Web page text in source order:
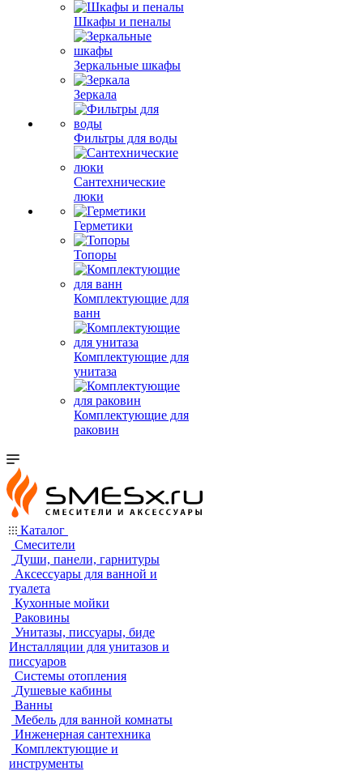
Шкафы и пеналы
Зеркальные шкафы
Зеркала
Фильтры для воды
Сантехнические
люки
Герметики
Топоры
Комплектующие для
ванн
Комплектующие для
унитаза
Комплектующие для
раковин
Каталог
Смесители
Души, панели, гарнитуры
Аксессуары для ванной и
туалета
Кухонные мойки
Раковины
Унитазы, писсуары, биде
Инсталляции для унитазов и
писсуаров
Системы отопления
Душевые кабины
Ванны
Мебель для ванной комнаты
Инженерная сантехника
Комплектующие и
инструменты